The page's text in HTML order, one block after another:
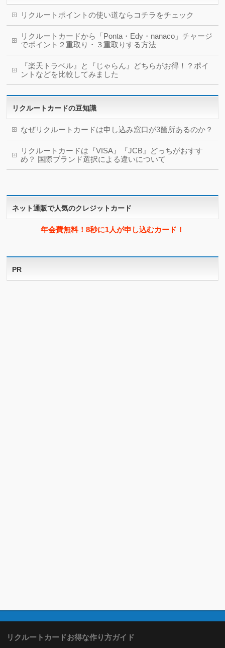
リクルートポイントの使い道ならコチラをチェック
リクルートカードから「Ponta・Edy・nanaco」チャージ
でポイント２重取り・３重取りする方法
『楽天トラベル』と『じゃらん』どちらがお得！？ポイ
ントなどを比較してみました
リクルートカードの豆知識
なぜリクルートカードは申し込み窓口が3箇所あるのか？
リクルートカードは『VISA』『JCB』どっちがおすす
め？ 国際ブランド選択による違いについて
ネット通販で人気のクレジットカード
年会費無料！8秒に1人が申し込むカード！
PR
リクルートカードお得な作り方ガイド